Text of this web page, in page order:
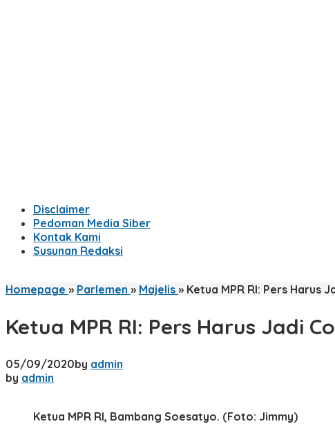
Disclaimer
Pedoman Media Siber
Kontak Kami
Susunan Redaksi
Homepage » Parlemen » Majelis » Ketua MPR RI: Pers Harus
Ketua MPR RI: Pers Harus Jadi
05/09/2020by admin
by admin
Ketua MPR RI, Bambang Soesatyo. (Foto: Jimmy)